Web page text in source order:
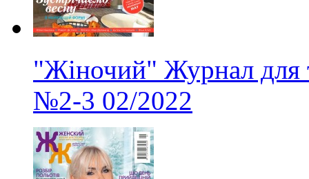
"Жіночий" Журнал для
№2-3 02/2022